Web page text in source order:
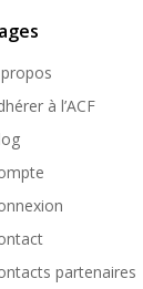
à l’ACF
partenaires